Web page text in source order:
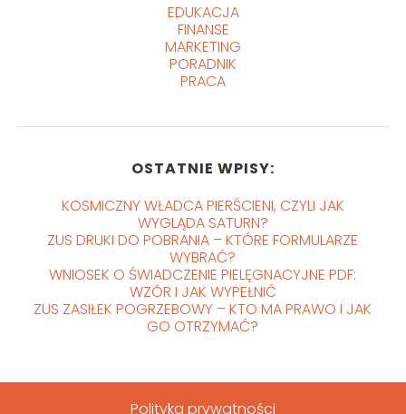
EDUKACJA
FINANSE
MARKETING
PORADNIK
PRACA
OSTATNIE WPISY:
KOSMICZNY WŁADCA PIERŚCIENI, CZYLI JAK
WYGLĄDA SATURN?
ZUS DRUKI DO POBRANIA – KTÓRE FORMULARZE
WYBRAĆ?
WNIOSEK O ŚWIADCZENIE PIELĘGNACYJNE PDF:
WZÓR I JAK WYPEŁNIĆ
ZUS ZASIŁEK POGRZEBOWY – KTO MA PRAWO I JAK
GO OTRZYMAĆ?
Polityka prywatności